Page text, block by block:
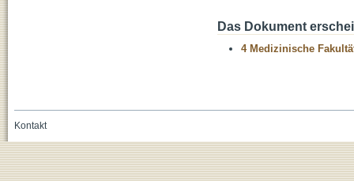
Das Dokument
4 Medizinische
Kontakt